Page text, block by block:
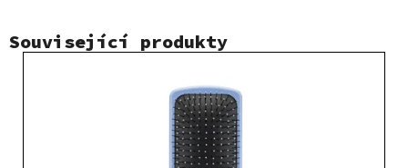
Související produkty